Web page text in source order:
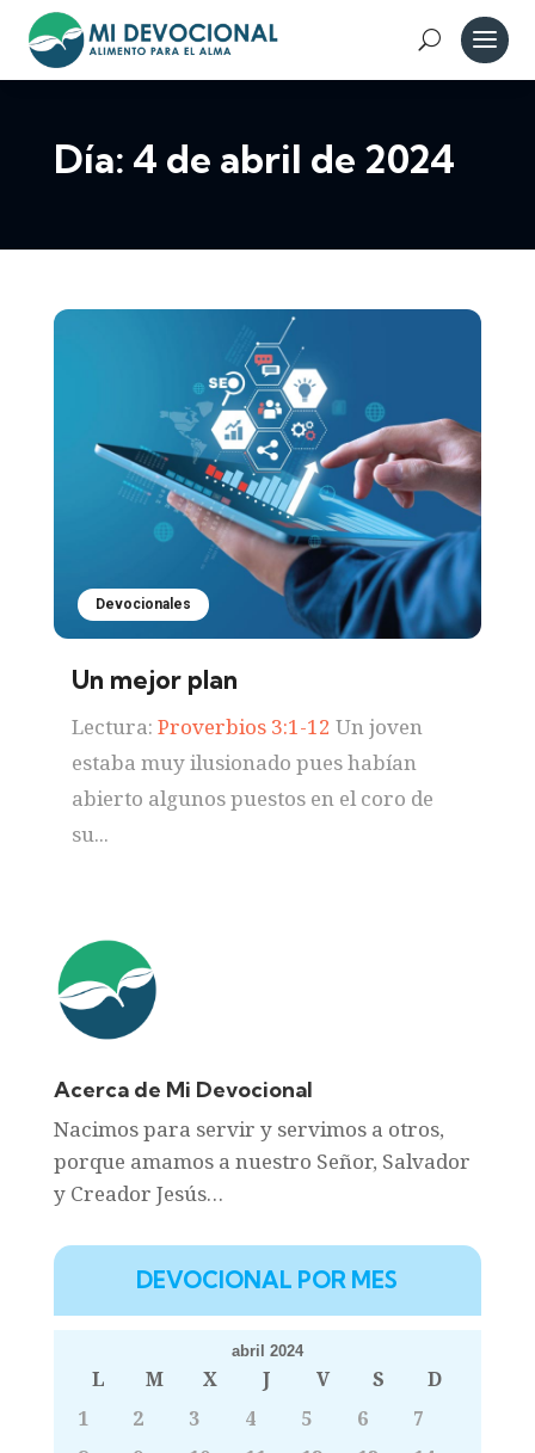
Día: 4 de abril de 2024
Devocionales
Un mejor plan
Lectura: Proverbios 3:1-12 Un joven
estaba muy ilusionado pues habían
abierto algunos puestos en el coro de
su...
Acerca de Mi Devocional
Nacimos para servir y servimos a otros,
porque amamos a nuestro Señor, Salvador
y Creador Jesús…
DEVOCIONAL POR MES
abril 2024
L M X J V S
D
1
2 3 4 5 6
7